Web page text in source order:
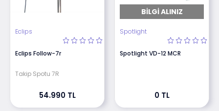
Eclips
Eclips Follow-7r
Takip Spotu 7R
54.990 TL
BILGI ALINIZ
Spotlight
Spotlight VD-12 MCR
0 TL